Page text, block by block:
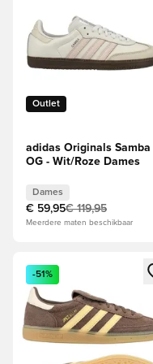
Outlet
adidas Originals Samba
OG - Wit/Roze Dames
Dames
€ 59,95€ 119,95
Meerdere maten beschikbaar
Opent een venster
-51%